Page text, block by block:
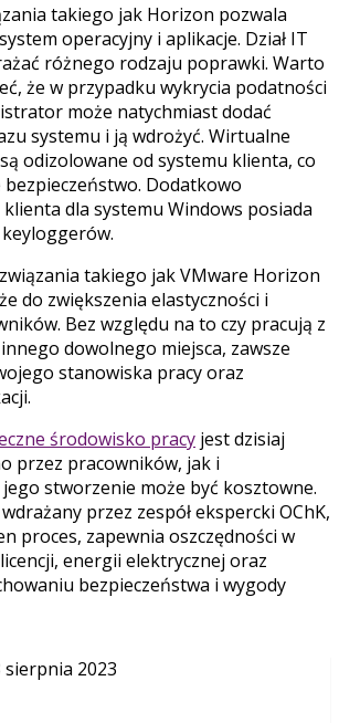
takiego jak Horizon pozwala
operacyjny i aplikacje. Dział IT
różnego rodzaju poprawki. Warto
że w przypadku wykrycia podatności
może natychmiast dodać
systemu i ją wdrożyć. Wirtualne
odizolowane od systemu klienta, co
bezpieczeństwo. Dodatkowo
dla systemu Windows posiada
takiego jak VMware Horizon
do zwiększenia elastyczności i
Bez względu na to czy pracują z
dowolnego miejsca, zawsze
stanowiska pracy oraz
środowisko pracy jest dzisiaj
przez pracowników, jak i
stworzenie może być kosztowne.
przez zespół ekspercki OChK,
proces, zapewnia oszczędności w
energii elektrycznej oraz
bezpieczeństwa i wygody
sierpnia 2023